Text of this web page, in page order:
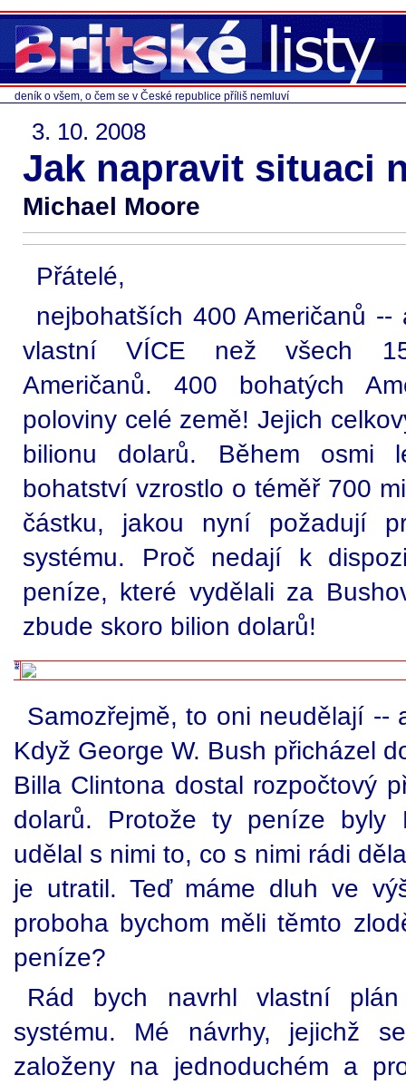
deník o všem, o čem se v České republice příliš nemluví
3. 10. 2008
Jak napravit situaci
Michael Moore
Přátelé,
nejbohatších 400 Američanů
vlastní VÍCE než všech
Američanů. 400 bohatých
poloviny celé země! Jejich
bilionu dolarů. Během osmi
bohatství vzrostlo o téměř 700
částku, jakou nyní požadují
systému. Proč nedají k
peníze, které vydělali za
zbude skoro bilion dolarů!
Samozřejmě, to oni neudělají --
Když George W. Bush přicházel
Billa Clintona dostal rozpočtový
dolarů. Protože ty peníze
udělal s nimi to, co s nimi rádi
je utratil. Teď máme dluh ve
proboha bychom měli těmto
peníze?
Rád bych navrhl vlastní
systému. Mé návrhy, jejichž
založeny na jednoduchém a